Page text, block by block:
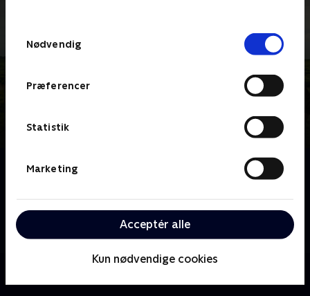
Nødvendig
Præferencer
Statistik
Marketing
Acceptér alle
Kun nødvendige cookies
Om Uforglemt
Jagten på sandheden i uopklarede mord fører
afsløringerne rammer hårdt og efterlader dybe spor
hos alle involverede - prisbelønnet serie.